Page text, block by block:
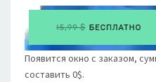
Появится окно с заказом,
составить 0$.